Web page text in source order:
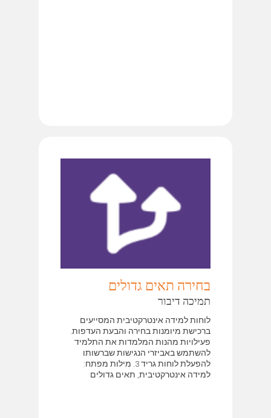
בחירה תאים גדולים
תמיכה דיבור
לוחות למידה אינטרקטיבית המסייעים
ברכישת מיומנות בחירה והבעת העדפות.
פעילויות מהנות המלמדות את התלמיד
להשתמש באביזרי הנגישות שברשותו
להפעלת לוחות גריד 3. מילות מפתח:
למידה אינטרקטיבית, תאים גדולים